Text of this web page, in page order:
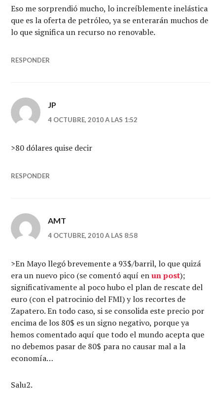
Eso me sorprendió mucho, lo increíblemente inelástica
que es la oferta de petróleo, ya se enterarán muchos de
lo que significa un recurso no renovable.
RESPONDER
JP
4 OCTUBRE, 2010 A LAS 1:52
>80 dólares quise decir
RESPONDER
AMT
4 OCTUBRE, 2010 A LAS 8:58
>En Mayo llegó brevemente a 93$/barril, lo que quizá
era un nuevo pico (se comentó aquí enun post);
significativamente al poco hubo el plan de rescate del
euro (con el patrocinio del FMI) y los recortes de
Zapatero. En todo caso, si se consolida este precio por
encima de los 80$ es un signo negativo, porque ya
hemos comentado aquí que todo el mundo acepta que
no debemos pasar de 80$ para no causar mal a la
economía…
Salu2.